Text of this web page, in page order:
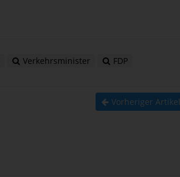
Verkehrsminister FDP
Vorheriger Artikel